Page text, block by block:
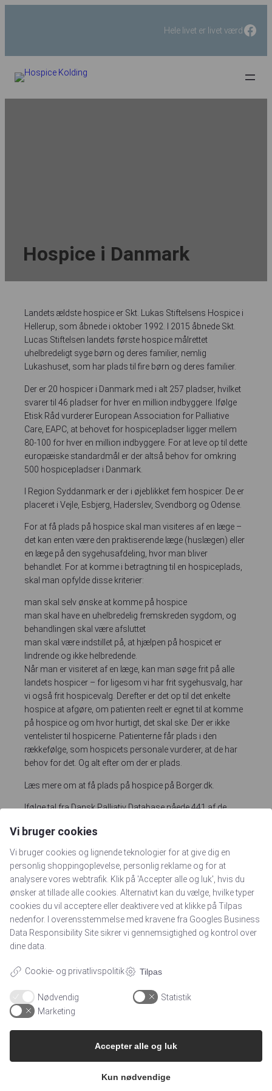
Hele livet er livet værd
Hospice i Danmark
Landets ældste hospice er Skt. Lukas Stiftelsens Hospice i
Hellerup, som åbnede i oktober 1992. I 2015 åbnede Skt.
Lucas Stiftelsen landets første hospice målrettet
uhelbredeligt syge børn og deres familier, nemlig
Lukashuset, som har plads til fire børn og deres familier.
Der er 20 hospicer i Danmark med i alt 257 pladser, hvilket
svarer til 46 pladser for hver en million indbyggere. Ifølge
Etisk Råd vurderer European Association for Palliative
Care, EAPC, at behovet for hospicepladser ligger mellem
80-100 for hver en million indbyggere. For at leve op til dette
europæiske standardmål er der altså behov for omkring
500 hospicepladser i Danmark.
I Region Syddanmark er der i øjeblikket fem hospicer. De er
placeret i Vejle, Esbjerg, Haderslev, Svendborg og Odense.
For at få plads på hospice skal man visiteres af en læge –
det kan enten være den praktiserende læge (huslægen) eller
en læge på den sygehusafdeling, hvor man bliver
behandlet. For at komme i betragtning til en hospiceplads,
skal man opfylde disse kriterier:
man skal selv ønske at komme på hospice
man skal have en uhelbredelig fremskreden sygdom, og
behandlingen skal være afsluttet
man skal være indstillet på, at hjælpen på hospicet er
lindrende og ikke helbredende.
Når man er visiteret af en læge, kan man søge frit på alle
landets hospicer – for ligesom vi har frit sygehusvalg, har
vi også frit hospicevalg. Derefter er det op til det enkelte
hospice at afgøre, om patienten reelt er egnet til at komme
på hospice og om hvor hurtigt, det skal ske. Der er ikke
ventelister til hospicerne. Patienterne får plads i den
rækkefølge, som hospicets personale vurderer, at de har
behov for det. Og alt efter om der er plads.
Læs mere om at få plads på hospice på Borger.dk.
Ifølge tal fra Dansk Palliativ Database nåede 441 af de
hospiceplads i Region Syddanmark i 2014, ikke at få plads.
Læs årsrapporten 2014 fra Dansk Palliativ Database her.
Paraplyorganisationen for alle danske hospicer og
hospice-støtteforeninger er Hospice Forum Danmark,
som blev dannet i 2001 med det formål at: “…. udbrede
kendskabet til hospice-tanken og (på at) forbedre vilkårene
i Danmark for uhelbredeligt syge og døende mennesker
samt deres pårørende. De frivilliges indsats er et vigtigt
Forum Danmark
Vi bruger cookies
Vi bruger cookies og lignende teknologier for at give dig en
personlig shoppingoplevelse, personlig reklame og for at
analysere vores webtrafik. Klik på 'Accepter alle og luk', hvis du
ønsker at tillade alle cookies. Alternativt kan du vælge, hvilke typer
cookies du vil acceptere eller deaktivere ved at klikke på Tilpas
nedenfor. I overensstemmelse med kravene fra Googles Business
Data Responsibility Site sikrer vi gennemsigtighed og kontrol over
dine data.
Cookie- og privatlivspolitik Tilpas
Nødvendig
Statistik
Marketing
Kun nødvendige
Accepter alle og luk